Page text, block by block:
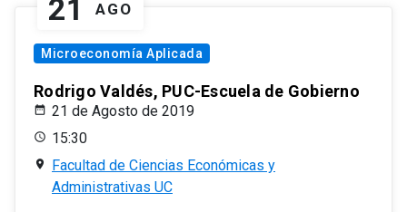
21 AGO
Microeconomía Aplicada
Rodrigo Valdés, PUC-Escuela de Gobierno
21 de Agosto de 2019
15:30
Facultad de Ciencias Económicas y
Administrativas UC